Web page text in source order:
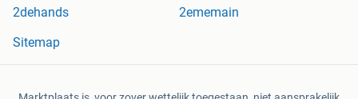
2dehands
2ememain
Sitemap